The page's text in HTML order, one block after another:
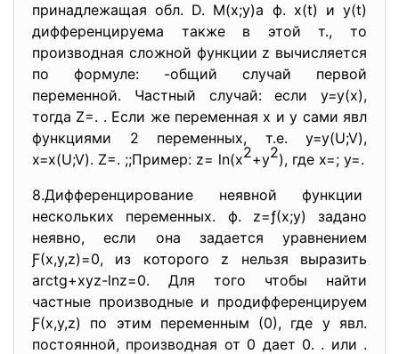
принадлежащая обл. D. М(х;у)а ф. х(t) и у(t)
дифференцируема также в этой т., то
производная сложной функции z вычисляется
по формуле: -общий случай первой
переменной. Частный случай: если у=у(х),
тогда Z=. . Если же переменная х и у сами явл
функциями 2 переменных, т.е. у=у(U;V),
х=х(U;V). Z=. ;;Пример: z= ln(х2+у2), где х=; у=.
8.Дифференцирование неявной функции
нескольких переменных. ф. z=ƒ(х;у) задано
неявно, если она задается уравнением
Ƒ(х,у,z)=0, из которого z нельзя выразить
arctg+хуz-lnz=0. Для того чтобы найти
частные производные и продифференцируем
Ƒ(х,у,z) по этим переменным (0), где у явл.
постоянной, производная от 0 дает 0. . или .